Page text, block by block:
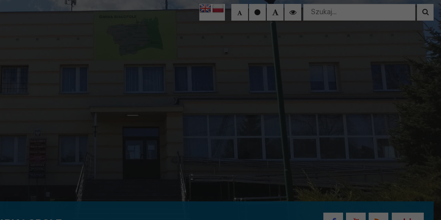
Wyszukaj